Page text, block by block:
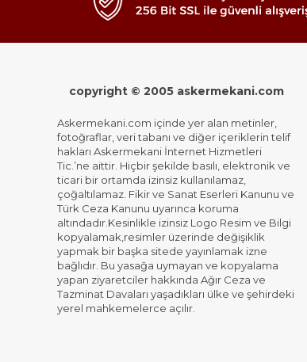
copyright © 2005 askermekani.com
Askermekani.com içinde yer alan metinler,
fotoğraflar, veri tabanı ve diğer içeriklerin telif
hakları Askermekani İnternet Hizmetleri
Tic.’ne aittir. Hiçbir şekilde basılı, elektronik ve
ticari bir ortamda izinsiz kullanılamaz,
çoğaltılamaz. Fikir ve Sanat Eserleri Kanunu ve
Türk Ceza Kanunu uyarınca koruma
altındadır.Kesinlikle izinsiz Logo Resim ve Bilgi
kopyalamak,resimler üzerinde değişiklik
yapmak bir başka sitede yayınlamak izne
bağlıdır. Bu yasağa uymayan ve kopyalama
yapan ziyaretciler hakkında Ağır Ceza ve
Tazminat Davaları yaşadıkları ülke ve şehirdeki
yerel mahkemelerce açılır.